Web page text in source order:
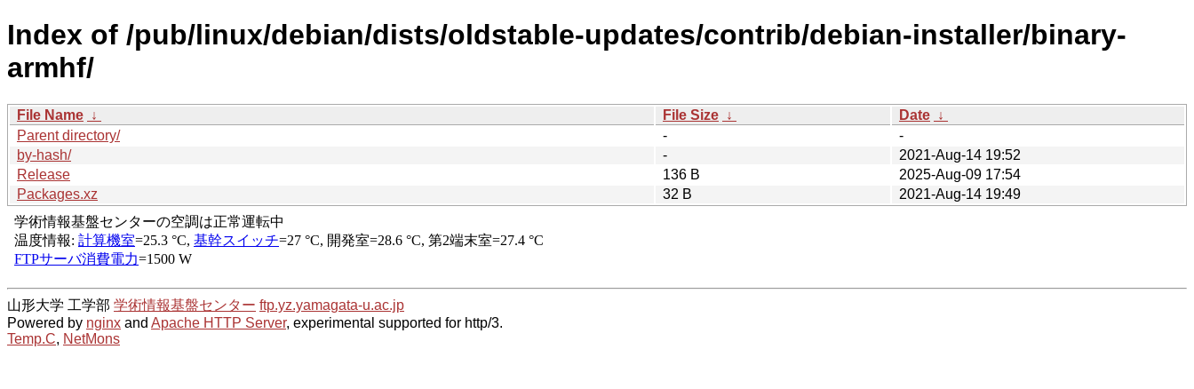
Index of /pub/linux/debian/dists/oldstable-updates/contrib/debian-installer/binary-
armhf/
File Name ↓ File Size ↓ Date ↓
Parent directory/
-
-
by-hash/
-
2021-Aug-14 19:52
Release
136 B
2025-Aug-09 17:54
Packages.xz
32 B 2021-Aug-14 19:49
山形大学 工学部 学術情報基盤センター ftp.yz.yamagata-u.ac.jp
Powered by nginx and Apache HTTP Server, experimental supported for http/3.
Temp.C, NetMons